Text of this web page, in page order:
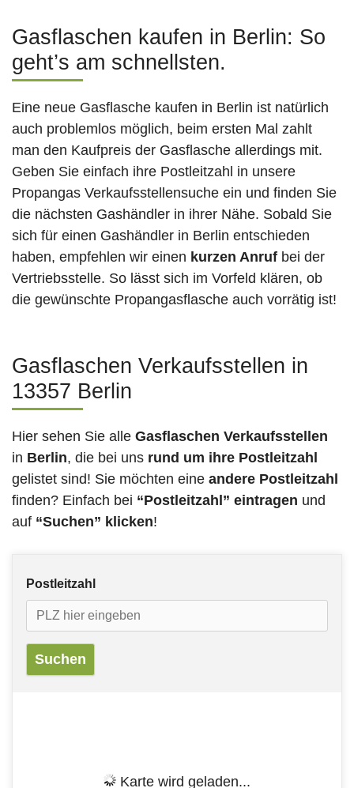
Gasflaschen kaufen in Berlin: So
geht’s am schnellsten.
Eine neue Gasflasche kaufen in Berlin ist natürlich
auch problemlos möglich, beim ersten Mal zahlt
man den Kaufpreis der Gasflasche allerdings mit.
Geben Sie einfach ihre Postleitzahl in unsere
Propangas Verkaufsstellensuche ein und finden Sie
die nächsten Gashändler in ihrer Nähe. Sobald Sie
sich für einen Gashändler in Berlin entschieden
haben, empfehlen wir einen kurzen Anruf bei der
Vertriebsstelle. So lässt sich im Vorfeld klären, ob
die gewünschte Propangasflasche auch vorrätig ist!
Gasflaschen Verkaufsstellen in
13357 Berlin
Hier sehen Sie alle Gasflaschen Verkaufsstellen
in Berlin, die bei uns rund um ihre Postleitzahl
gelistet sind! Sie möchten eine andere Postleitzahl
finden? Einfach bei “Postleitzahl” eintragen und
auf “Suchen” klicken!
Postleitzahl
Karte wird geladen...